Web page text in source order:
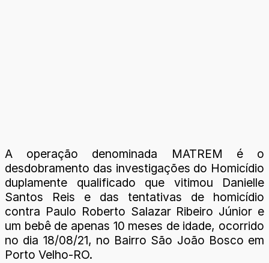
A operação denominada MATREM é o
desdobramento das investigações do Homicídio
duplamente qualificado que vitimou Danielle
Santos Reis e das tentativas de homicídio
contra Paulo Roberto Salazar Ribeiro Júnior e
um bebê de apenas 10 meses de idade, ocorrido
no dia 18/08/21, no Bairro São João Bosco em
Porto Velho-RO.